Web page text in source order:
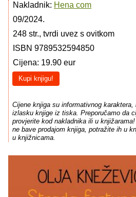
Nakladnik: Hena com
09/2024.
248 str., tvrdi uvez s ovitkom
ISBN 9789532594850
Cijena: 19.90 eur
Kupi knjigu!
Cijene knjiga su informativnog
izlasku knjige iz tiska. Preporučamo da
provjerite kod nakladnika ili u
ne bave prodajom knjiga, potražite ih u
u knjižnicama.